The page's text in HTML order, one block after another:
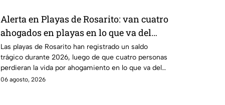
Alerta en Playas de Rosarito: van cuatro
ahogados en playas en lo que va del
año
Las playas de Rosarito han registrado un saldo
trágico durante 2026, luego de que cuatro personas
perdieran la vida por ahogamiento en lo que va del
año.
06 agosto, 2026